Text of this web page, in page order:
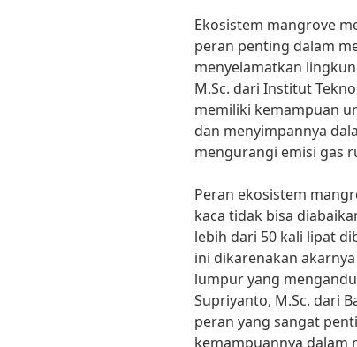
Ekosistem mangrove
peran penting dalam
menyelamatkan
M.Sc. dari Institut
memiliki kemampuan
dan menyimpannya
mengurangi emisi gas
Peran ekosistem
kaca tidak bisa
lebih dari 50 kali lipat
ini dikarenakan
lumpur yang
Supriyanto, M.Sc. dari
peran yang sangat
kemampuannya dalam